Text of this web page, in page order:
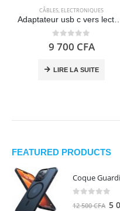
CÂBLES, ELECTRONIQUES
Adaptateur usb c vers lecteur de carte
0 out of 5
9 700 CFA
LIRE LA SUITE
FEATURED PRODUCTS
12 500CFA Le
5